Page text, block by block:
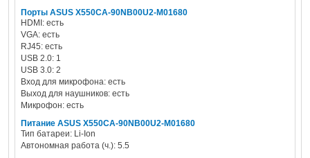
Порты ASUS X550CA-90NB00U2-M01680
HDMI: есть
VGA: есть
RJ45: есть
USB 2.0: 1
USB 3.0: 2
Вход для микрофона: есть
Выход для наушников: есть
Микрофон: есть
Питание ASUS X550CA-90NB00U2-M01680
Тип батареи: Li-Ion
Автономная работа (ч.): 5.5